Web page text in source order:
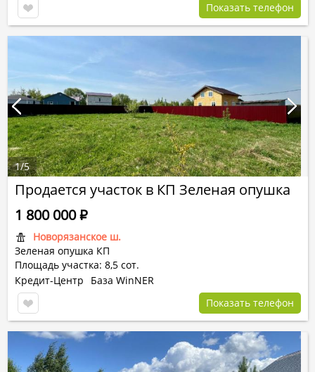
Показать телефон
Продается участок в КП Зеленая опушка
Новорязанское ш.
Зеленая опушка КП
Площадь участка: 8,5 сот.
1 800 000Р
Кредит-Центр
База WinNER
Показать телефон
1/5